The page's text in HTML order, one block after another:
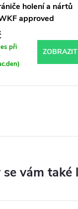
holení a nártů
approved
při
ZOBRAZIT